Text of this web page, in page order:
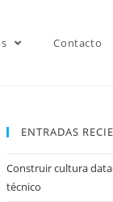
Contacto
ENTRADAS
Construir cultura
técnico